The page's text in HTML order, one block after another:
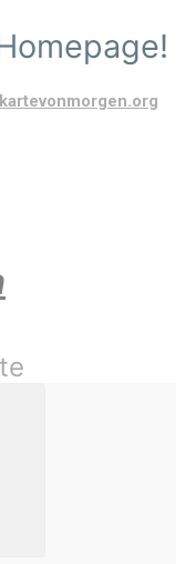
kartevonmorgen.org